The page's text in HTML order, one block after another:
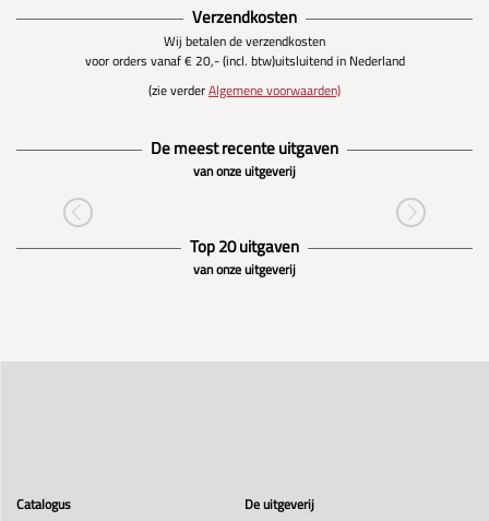
Verzendkosten
Wij betalen de verzendkosten
voor orders vanaf € 20,- (incl. btw)uitsluitend in Nederland
(zie verderAlgemene voorwaarden)
De meest recente uitgaven
van onze uitgeverij
Top 20 uitgaven
van onze uitgeverij
Catalogus
De uitgeverij